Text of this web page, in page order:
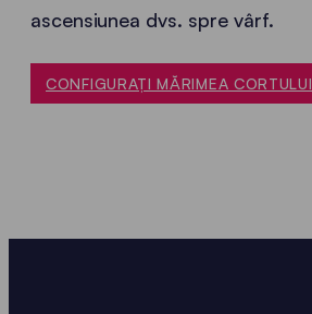
ascensiunea dvs. spre vârf.
CONFIGURAȚI MĂRIMEA CORTULUI